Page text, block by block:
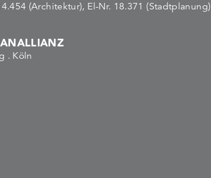
(Architektur), El-Nr. 18.371 (Stadtplanung)
. Köln